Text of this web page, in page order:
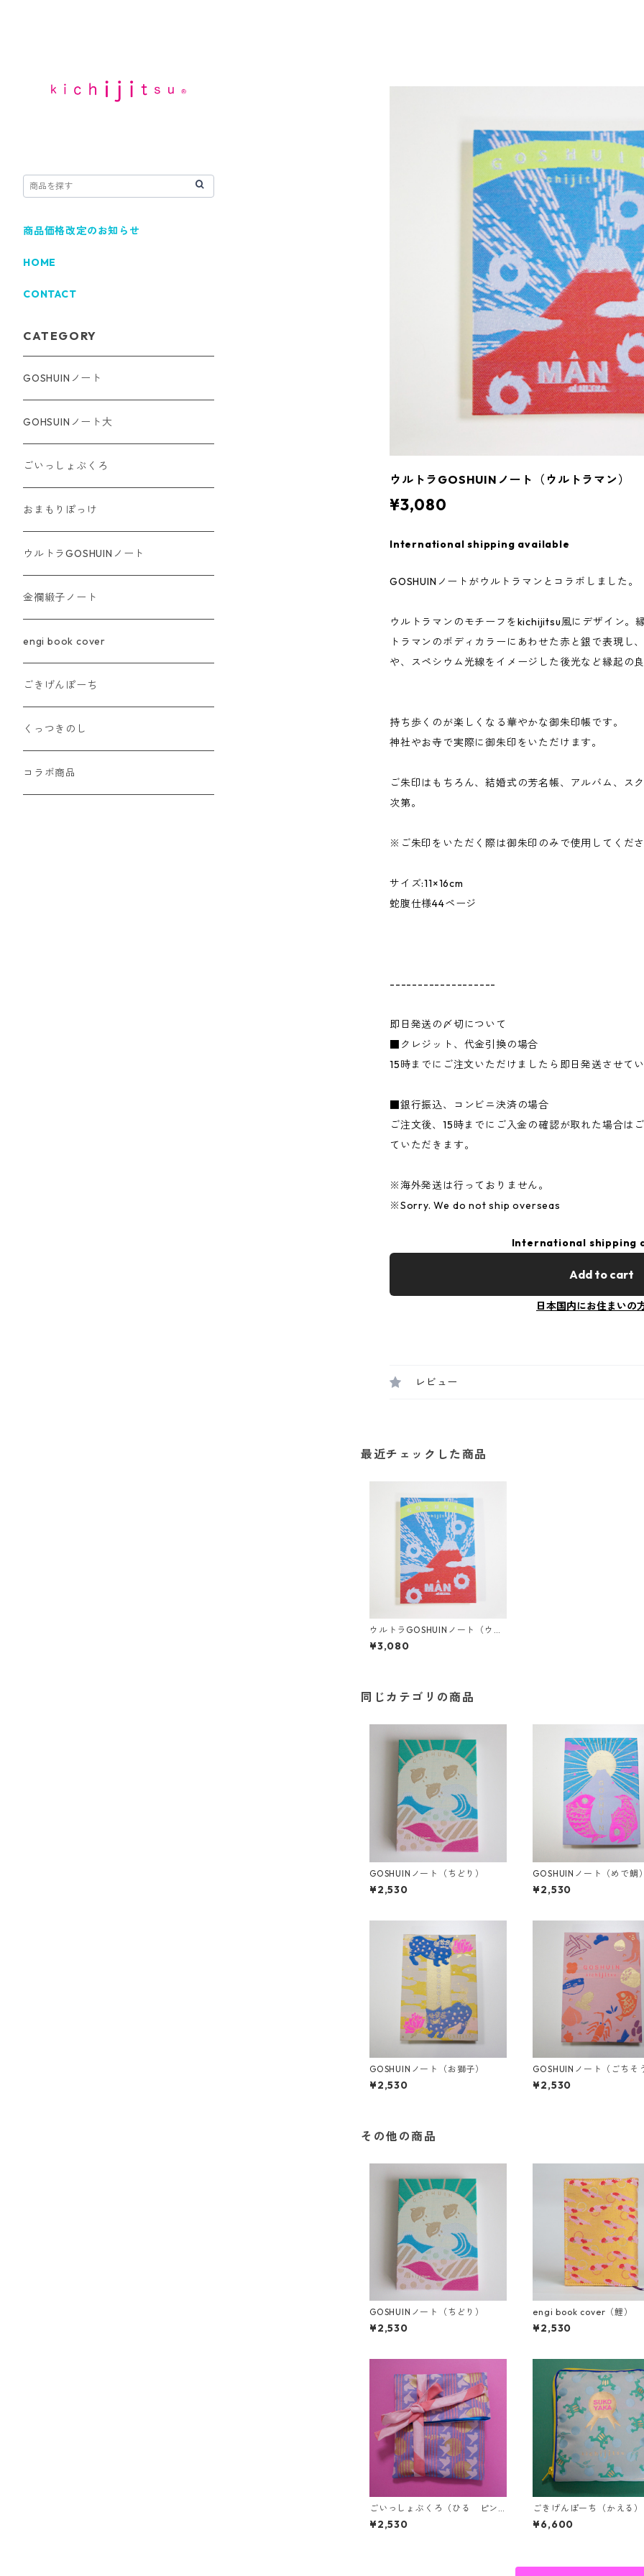
ウルトラGOSHUINノート（ウルトラマン）
¥3,080
International shipping available
GOSHUINノートがウルトラマンとコラボしました。
ウルトラマンのモチーフをkichijitsu風にデザイン。
トラマンのボディカラーにあわせた赤と銀で表現し
や、スペシウム光線をイメージした後光など縁起の
持ち歩くのが楽しくなる華やかな御朱印帳です。
神社やお寺で実際に御朱印をいただけます。
ご朱印はもちろん、結婚式の芳名帳、アルバム、ス
次第。
※ご朱印をいただく際は御朱印のみで使用してくださ
サイズ:11×16cm
蛇腹仕様44ページ
-------------------
即日発送の〆切について
■クレジット、代金引換の場合
15時までにご注文いただけましたら即日発送させてい
■銀行振込、コンビニ決済の場合
ご注文後、15時までにご入金の確認が取れた場合は
ていただきます。
※海外発送は行っておりません。
※Sorry. We do not ship overseas
International shipping
Add to cart
日本国内にお住まいの
レビュー
最近チェックした商品
ウルトラGOSHUINノート（ウル
トラマン）
¥3,080
同じカテゴリの商品
GOSHUINノート（ちどり）
¥2,530
GOSHUINノート（めで鯛）
¥2,530
GOSHUINノート（お獅子）
¥2,530
GOSHUINノート（ごちそ
¥2,530
その他の商品
GOSHUINノート（ちどり）
¥2,530
engi book cover（鯉）
¥2,530
ごいっしょぶくろ（ひる ピン
ク）
¥2,530
ごきげんぽーち（かえる）
¥6,600
商品価格改定のお知らせ
HOME
CONTACT
CATEGORY
GOSHUINノート
GOHSUINノート大
ごいっしょぶくろ
おまもりぽっけ
ウルトラGOSHUINノート
金襴緞子ノート
engi book cover
ごきげんぽーち
くっつきのし
コラボ商品